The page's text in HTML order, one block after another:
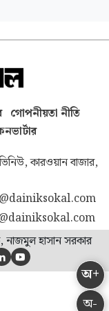
অ-
অ+
গোপনীয়তা নীতি
কারওয়ান বাজার,
হাসান সরকার
